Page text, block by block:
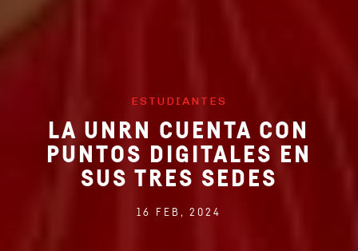
ESTUDIANTES
LA UNRN CUENTA CON
PUNTOS DIGITALES EN
SUS TRES SEDES
16 FEB, 2024